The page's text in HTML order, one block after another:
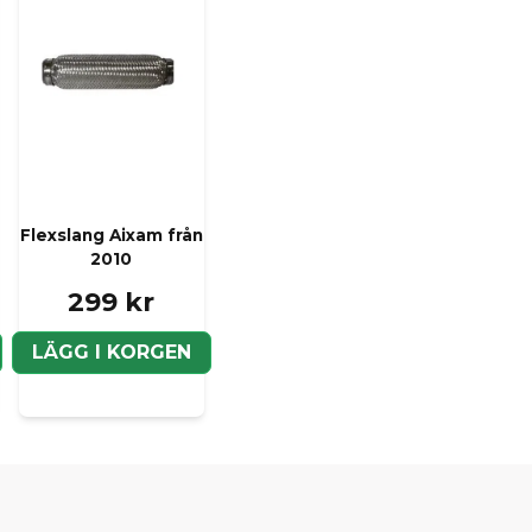
Flexslang Aixam från
2010
299 kr
LÄGG I KORGEN